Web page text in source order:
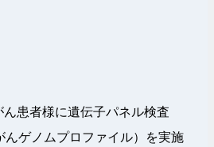
患者様に遺伝子パネル検査
んゲノムプロファイル）を実施